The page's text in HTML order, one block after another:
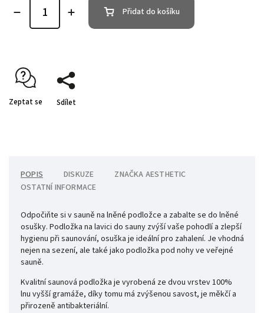
Přidat do košíku
Zeptat se Sdílet
POPIS DISKUZE ZNAČKA AESTHETIC
OSTATNÍ INFORMACE
Odpočiňte si v sauně na lněné podložce a zabalte se do lněné
osušky. Podložka na lavici do sauny zvýší vaše pohodlí a zlepší
hygienu při saunování, osuška je ideální pro zahalení. Je vhodná
nejen na sezení, ale také jako podložka pod nohy ve veřejné
sauně.
Kvalitní saunová podložka je vyrobená ze dvou vrstev 100%
lnu vyšší gramáže, díky tomu má zvýšenou savost, je měkčí a
přirozeně antibakteriální.